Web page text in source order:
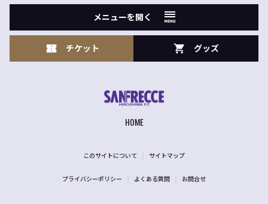
メニューを開く
チケット グッズ
HOME
このサイトについて サイトマップ
プライバシーポリシー よくある質問 お問合せ